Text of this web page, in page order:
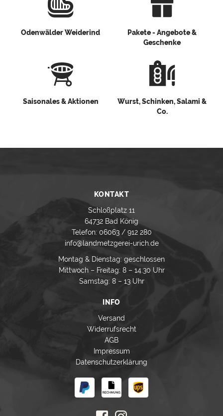
Odenwälder Weiderind
Pakete - Angebote &
Geschenke
Saisonales & Aktionen
Wurst, Schinken, Salami &
Co.
KONTAKT
Schloßplatz 11
64732 Bad König
Telefon: 06063 / 912 280
info@landmetzgerei-urich.de
Montag & Dienstag: geschlossen
Mittwoch – Freitag: 8 – 14:30 Uhr
Samstag: 8 – 13 Uhr
INFO
Versand
Widerrufsrecht
AGB
Impressum
Datenschutzerklärung